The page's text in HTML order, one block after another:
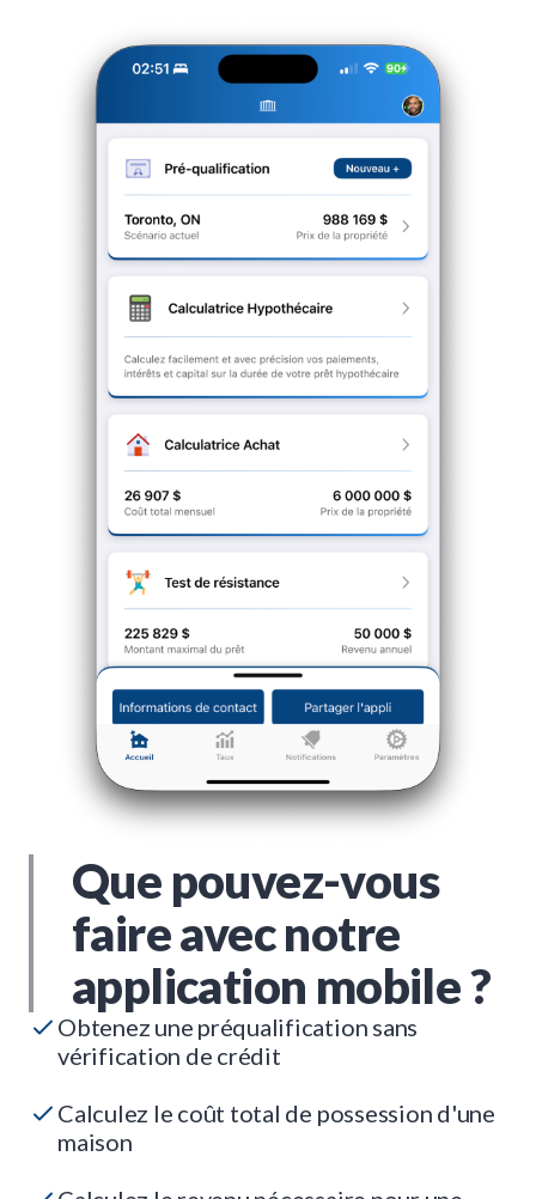
Que pouvez-vous
faire avec notre
application mobile ?
Obtenez une préqualification sans
vérification de crédit
Calculez le coût total de possession d'une
maison